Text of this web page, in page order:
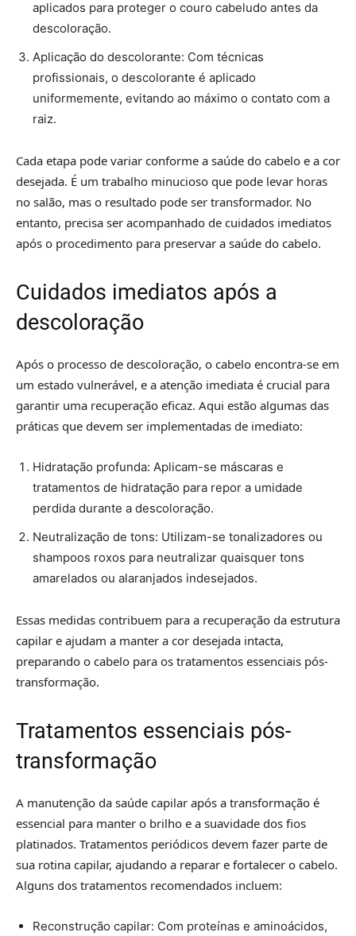
aplicados para proteger o couro cabeludo antes da
descoloração.
Aplicação do descolorante: Com técnicas
profissionais, o descolorante é aplicado
uniformemente, evitando ao máximo o contato com a
raiz.
Cada etapa pode variar conforme a saúde do cabelo e a cor
desejada. É um trabalho minucioso que pode levar horas
no salão, mas o resultado pode ser transformador. No
entanto, precisa ser acompanhado de cuidados imediatos
após o procedimento para preservar a saúde do cabelo.
Cuidados imediatos após a
descoloração
Após o processo de descoloração, o cabelo encontra-se em
um estado vulnerável, e a atenção imediata é crucial para
garantir uma recuperação eficaz. Aqui estão algumas das
práticas que devem ser implementadas de imediato:
Hidratação profunda: Aplicam-se máscaras e
tratamentos de hidratação para repor a umidade
perdida durante a descoloração.
Neutralização de tons: Utilizam-se tonalizadores ou
shampoos roxos para neutralizar quaisquer tons
amarelados ou alaranjados indesejados.
Essas medidas contribuem para a recuperação da estrutura
capilar e ajudam a manter a cor desejada intacta,
preparando o cabelo para os tratamentos essenciais pós-
transformação.
Tratamentos essenciais pós-
transformação
A manutenção da saúde capilar após a transformação é
essencial para manter o brilho e a suavidade dos fios
platinados. Tratamentos periódicos devem fazer parte de
sua rotina capilar, ajudando a reparar e fortalecer o cabelo.
Alguns dos tratamentos recomendados incluem:
Reconstrução capilar: Com proteínas e aminoácidos,